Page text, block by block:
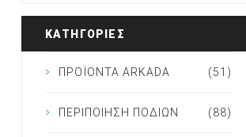
ΚΑΤΗΓΟΡΙΕΣ
(51)
ΠΡΟΪΟΝΤΑ ARKADA
(88)
ΠΕΡΙΠΟΙΗΣΗ ΠΟΔΙΩΝ